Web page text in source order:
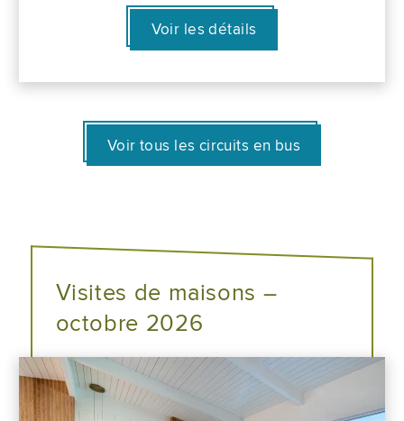
Voir les détails
Voir tous les circuits en bus
Visites de maisons –
octobre 2026